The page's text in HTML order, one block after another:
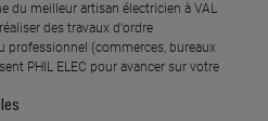
du meilleur artisan électricien à VAL
des travaux d'ordre
professionnel (commerces, bureaux
PHIL ELEC pour avancer sur votre